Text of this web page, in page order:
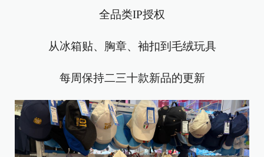
全品类IP授权
从冰箱贴、胸章、袖扣到毛绒玩具
每周保持二三十款新品的更新